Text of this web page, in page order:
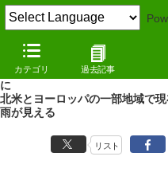
カテゴリ 過去記事
NEWS（10/08/02 16:15）
Google、「Google Earth」で
に
北米とヨーロッパの一部地域で
雨が見える
リスト